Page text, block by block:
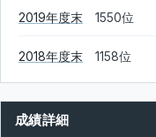
2019年度末 1550位
2018年度末 1158位
成績詳細